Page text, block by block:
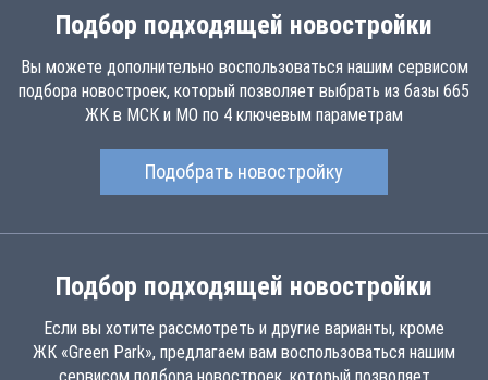
Подбор подходящей новостройки
Вы можете дополнительно воспользоваться нашим сервисом
подбора новостроек, который позволяет выбрать из базы 665
ЖК в МСК и МО по 4 ключевым параметрам
Подобрать новостройку
Подбор подходящей новостройки
Если вы хотите рассмотреть и другие варианты, кроме
ЖК «Green Park», предлагаем вам воспользоваться нашим